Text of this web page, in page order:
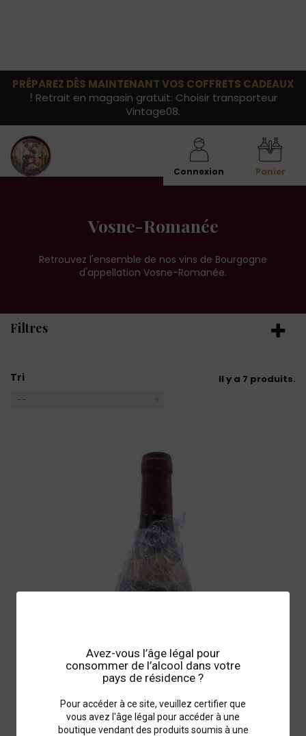
Avez-vous l’âge légal pour
consommer de l’alcool dans votre
pays de résidence ?
Pour accéder à ce site, veuillez certifier que
vous avez l'âge légal pour accéder à une
boutique vendant des produits soumis à une
PRÉPAREZ DÈS MAINTENANT VOS COFFRETS CADEAUX
! Retrait en magasin gratuit: Choisir transporteur
Vintage08.
Connexion Panier
Vosne-Romanée
Retrouvez l'ensemble de nos vins de Bourgogne
d'appellation Vosne-Romanée.
Filtres
Tri
--
Il y a 7 produits.